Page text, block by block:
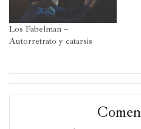
Los Fabelman –
Autorretrato y catarsis